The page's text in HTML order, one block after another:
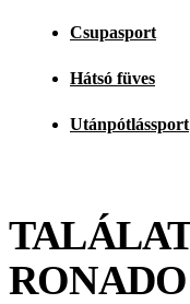
Csupasport
Hátsó füves
Utánpótlássport
RONADO